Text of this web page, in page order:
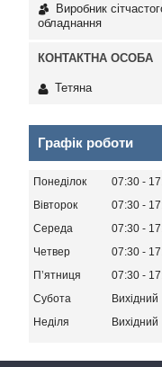
Виробник
обладнання
Тетяна
Графік роботи
Понеділок 07:30
Вівторок
07:30
Середа
07:30
Четвер
07:30
Пʼятниця
07:30
Субота
Вихідний
Неділя
Вихідний